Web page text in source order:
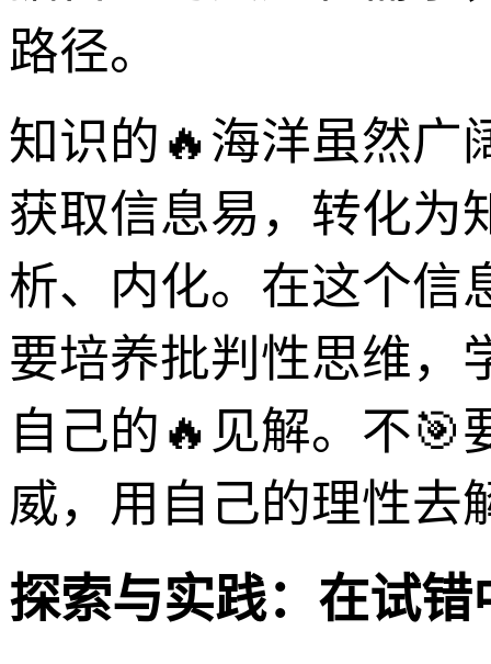
路径。
知识的🔥海洋虽然广
获取信息易，转化为
析、内化。在这个信
要培养批判性思维，
自己的🔥见解。不🎯
威，用自己的理性去
探索与实践：在试